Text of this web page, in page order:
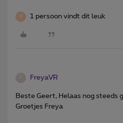
M 1 persoon vindt dit leuk
FreyaVR
Beste Geert, Helaas nog steeds
Groetjes Freya